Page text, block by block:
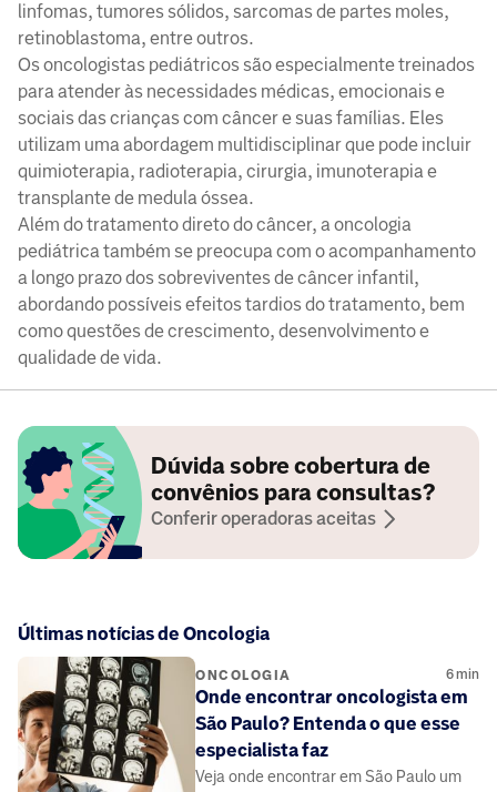
linfomas, tumores sólidos, sarcomas de partes moles,
retinoblastoma, entre outros.
Os oncologistas pediátricos são especialmente treinados
para atender às necessidades médicas, emocionais e
sociais das crianças com câncer e suas famílias. Eles
utilizam uma abordagem multidisciplinar que pode incluir
quimioterapia, radioterapia, cirurgia, imunoterapia e
transplante de medula óssea.
Além do tratamento direto do câncer, a oncologia
pediátrica também se preocupa com o acompanhamento
a longo prazo dos sobreviventes de câncer infantil,
abordando possíveis efeitos tardios do tratamento, bem
como questões de crescimento, desenvolvimento e
qualidade de vida.
Dúvida sobre cobertura de
convênios para consultas?
Conferir operadoras aceitas
Últimas notícias de Oncologia
ONCOLOGIA 6min
Onde encontrar oncologista em
São Paulo? Entenda o que esse
especialista faz
Veja onde encontrar em São Paulo um